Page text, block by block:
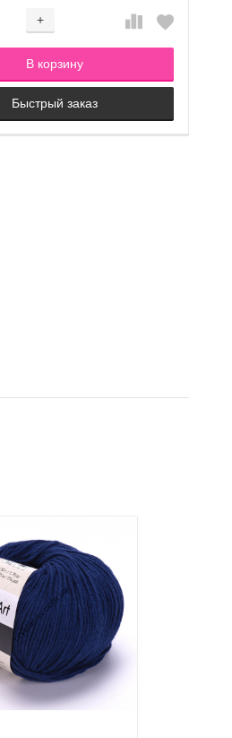
+
Добавляется...
В корзину
Добавлен
Быстрый заказ